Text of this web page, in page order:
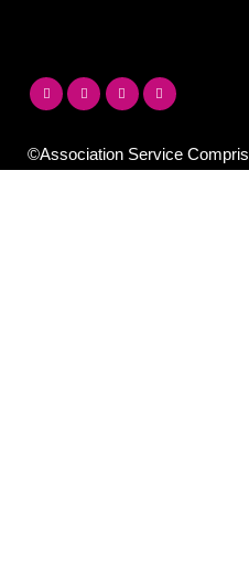
©Association Service Compris